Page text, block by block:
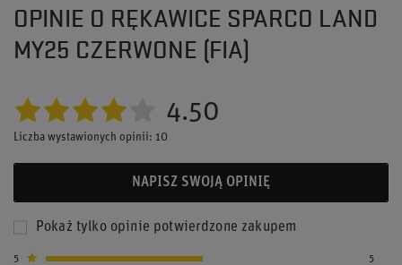
OPINIE O RĘKAWICE SPARCO LAND
MY25 CZERWONE (FIA)
4.50
Liczba wystawionych opinii: 10
NAPISZ SWOJĄ OPINIĘ
Pokaż tylko opinie potwierdzone zakupem
5
5